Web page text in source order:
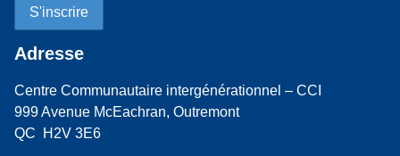
Adresse
Centre Communautaire intergénérationnel – CCI
999 Avenue McEachran, Outremont
QC H2V 3E6